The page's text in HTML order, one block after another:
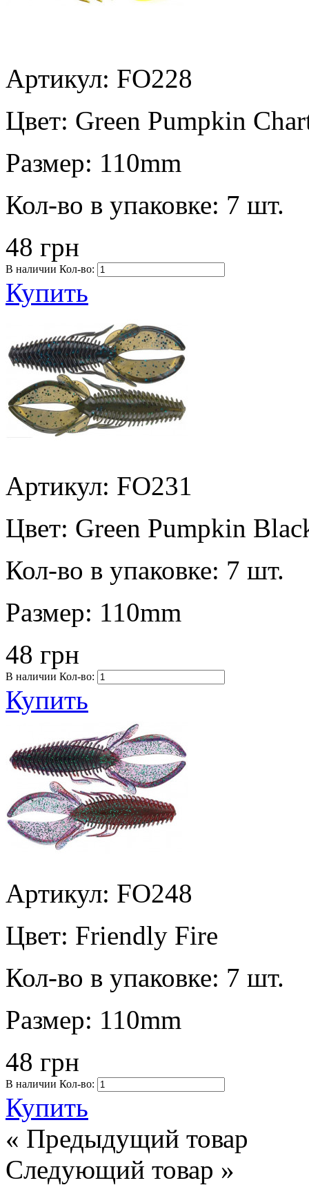
Артикул: FO228
Цвет: Green Pumpkin
Размер: 110mm
Кол-во в упаковке: 7 шт.
48 грн
В наличии Кол-во:
Купить
Артикул: FO231
Цвет: Green Pumpkin
Кол-во в упаковке: 7 шт.
Размер: 110mm
48 грн
В наличии Кол-во:
Купить
Артикул: FO248
Цвет: Friendly Fire
Кол-во в упаковке: 7 шт.
Размер: 110mm
48 грн
В наличии Кол-во:
Купить
« Предыдущий товар
Следующий товар »